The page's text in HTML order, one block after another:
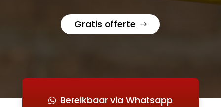
Gratis offerte
Bereikbaar via Whatsapp